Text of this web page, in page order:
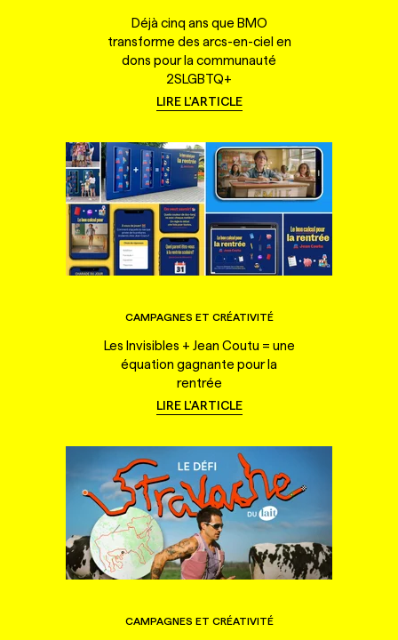
Déjà cinq ans que BMO
transforme des arcs-en-ciel en
dons pour la communauté
2SLGBTQ+
LIRE L'ARTICLE
CAMPAGNES ET CRÉATIVITÉ
Les Invisibles + Jean Coutu = une
équation gagnante pour la
rentrée
LIRE L'ARTICLE
CAMPAGNES ET CRÉATIVITÉ